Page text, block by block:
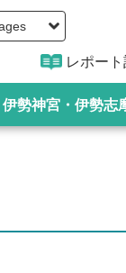
レポー
伊勢神宮・伊勢志